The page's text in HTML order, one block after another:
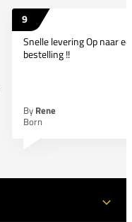
9
Snelle levering Op naar
bestelling !!
By Rene
Born